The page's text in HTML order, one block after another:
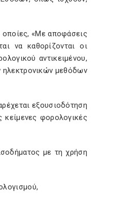
οποίες, «Με αποφάσεις
να καθορίζονται οι
αντικειμένου,
ηλεκτρονικών μεθόδων
εξουσιοδότηση
κείμενες φορολογικές
με τη χρήση